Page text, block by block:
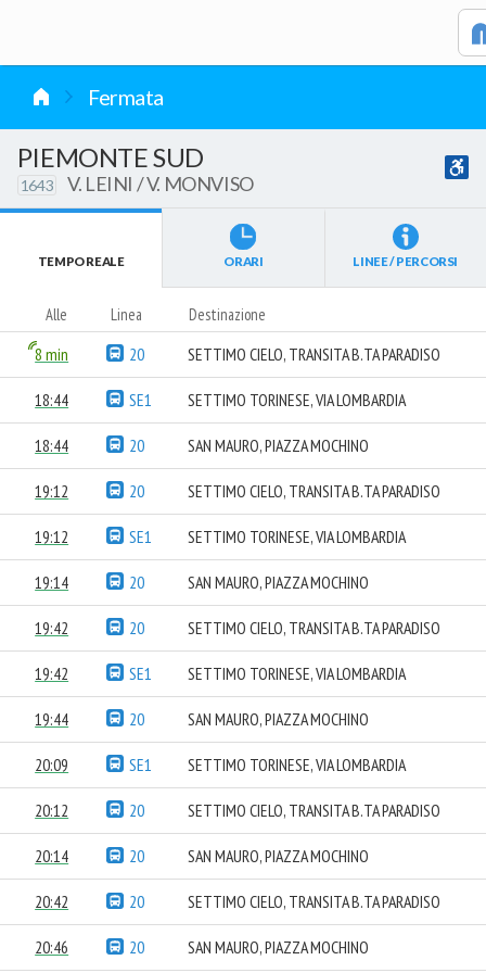
Fermata
PIEMONTE SUD
1643 V. LEINI / V. MONVISO
TEMPO REALE ORARI LINEE / PERCORSI
Alle Linea Destinazione
8 min 20 SETTIMO CIELO, TRANSITA B.TA PARADISO
18:44 SE1 SETTIMO TORINESE, VIA LOMBARDIA
18:44 20 SAN MAURO, PIAZZA MOCHINO
19:12 20 SETTIMO CIELO, TRANSITA B.TA PARADISO
19:12 SE1 SETTIMO TORINESE, VIA LOMBARDIA
19:14 20 SAN MAURO, PIAZZA MOCHINO
19:42 20 SETTIMO CIELO, TRANSITA B.TA PARADISO
19:42 SE1 SETTIMO TORINESE, VIA LOMBARDIA
19:44 20 SAN MAURO, PIAZZA MOCHINO
20:09 SE1 SETTIMO TORINESE, VIA LOMBARDIA
20:12 20 SETTIMO CIELO, TRANSITA B.TA PARADISO
20:14 20 SAN MAURO, PIAZZA MOCHINO
20:42 20 SETTIMO CIELO, TRANSITA B.TA PARADISO
20:46 20 SAN MAURO, PIAZZA MOCHINO